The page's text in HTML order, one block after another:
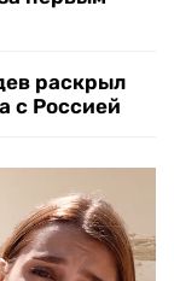
раскрыл
с Россией